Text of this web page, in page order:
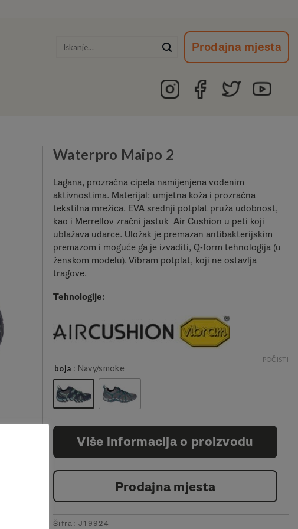
Prodajna mjesta
Waterpro Maipo 2
Lagana, prozračna cipela namijenjena vodenim
aktivnostima. Materijal: umjetna koža i prozračna
tekstilna mrežica. EVA srednji potplat pruža udobnost,
kao i Merrellov zračni jastuk Air Cushion u peti koji
ublažava udarce. Uložak je premazan antibakterijskim
premazom i moguće ga je izvaditi, Q-form tehnologija (u
ženskom modelu). Vibram potplat, koji ne ostavlja
tragove.
Tehnologije:
boja : Navy/smoke
POČISTI
Više informacija o proizvodu
Prodajna mjesta
Šifra:J19924